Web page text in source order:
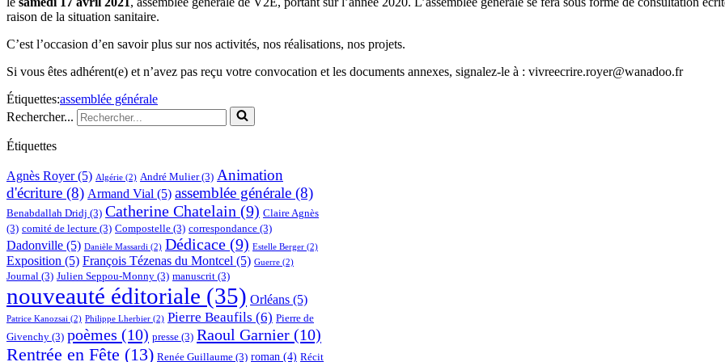
raison de la situation sanitaire.
C’est l’occasion d’en savoir plus sur nos activités, nos réalisations, nos projets.
Si vous êtes adhérent(e) et n’avez pas reçu votre convocation et les documents annexes, signalez-le à : vivreecrire.royer@wanadoo.fr
Étiquettes:assemblée générale
Rechercher...
Étiquettes
Agnès Royer(5) Algérie (2) André Mulier(3) Animation
d'écriture (8) Armand Vial (5) assemblée générale (8)
Benabdallah Dridj (3) Catherine Chatelain (9) Claire Agnès
(3) comité de lecture (3) Compostelle (3) correspondance (3)
Dadonville (5) Danièle Massardi (2) Dédicace (9) Estelle Berger (2)
Exposition (5) François Tézenas du Montcel (5) Guerre (2)
Journal (3) Julien Seppou-Monny (3) manuscrit (3)
nouveauté éditoriale (35) Orléans (5)
Patrice Kanozsai (2) Philippe Lherbier (2) Pierre Beaufils (6) Pierre de
Givenchy (3) poèmes (10) presse (3) Raoul Garnier (10)
Rentrée en Fête (13) Renée Guillaume (3) roman (4) Récit